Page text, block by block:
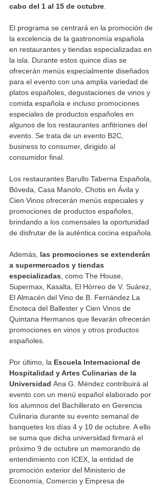
cabo del 1 al 15 de octubre
El programa se centrará en la promoción de
la excelencia de la gastronomía española
en restaurantes y tiendas especializadas en
la isla. Durante estos quince días se
ofrecerán menús especialmente diseñados
para el evento con una amplia variedad de
platos españoles, degustaciones de vinos y
comida española e incluso promociones
especiales de productos españoles en
algunos de los restaurantes anfitriones del
evento. Se trata de un evento B2C,
business to consumer, dirigido al
consumidor final.
Los restaurantes Barullo Taberna Española,
Bóveda, Casa Manolo, Chotis en Ávila y
Cien Vinos ofrecerán menús especiales y
promociones de productos españoles,
brindando a los comensales la oportunidad
de disfrutar de la auténtica cocina española.
Además, las promociones se extenderán
a supermercados y tiendas
especializadas , como The House,
Supermax, Kasalta, El Hórreo de V. Suárez,
El Almacén del Vino de B. Fernández La
Enoteca del Ballester y Cien Vinos de
Quintana Hermanos que llevarán ofrecerán
promociones en vinos y otros productos
españoles.
Por último, la Escuela Internacional de
Hospitalidad y Artes Culinarias de la
Universidad Ana G. Méndez contribuirá al
evento con un menú español elaborado por
los alumnos del Bachillerato en Gerencia
Culinaria durante su evento semanal de
banquetes los días 4 y 10 de octubre. A ello
se suma que dicha universidad firmará el
próximo 9 de octubre un memorando de
entendimiento con ICEX, la entidad de
promoción exterior del Ministerio de
Economía, Comercio y Empresa de